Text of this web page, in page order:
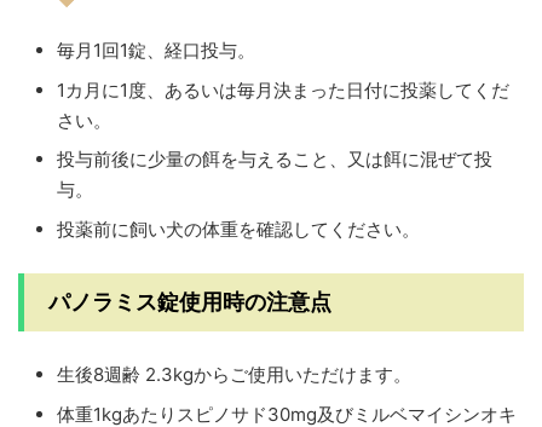
毎月1回1錠、経口投与。
1カ月に1度、あるいは毎月決まった日付に投薬してくだ
さい。
投与前後に少量の餌を与えること、又は餌に混ぜて投
与。
投薬前に飼い犬の体重を確認してください。
パノラミス錠使用時の注意点
生後8週齢 2.3kgからご使用いただけます。
体重1kgあたりスピノサド30mg及びミルベマイシンオキ